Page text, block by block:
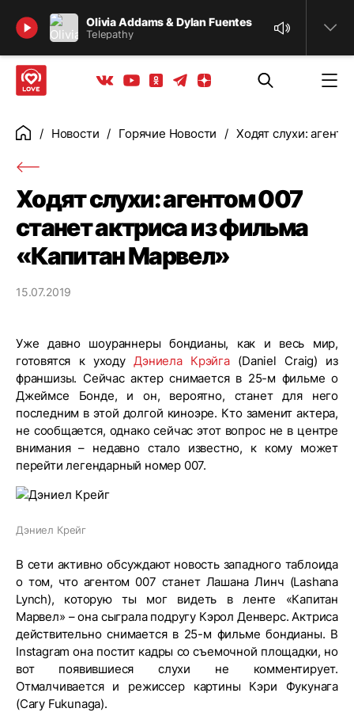
Olivia Addams & Dylan Fuentes
Telepathy
Найти
Вконтакте
YoutubeОдноклассники
ТелеграмЯндекс дзен
ГлавнаяНовости Горячие Новости Ходят слухи:
Ходят слухи: агентом 007
станет актриса из фильма
«Капитан Марвел»
15.07.2019
Уже давно шоураннеры бондианы, как и весь мир,
готовятся к уходуДэниела Крэйга(Daniel Craig) из
франшизы. Сейчас актер снимается в 25-м фильме о
Джеймсе Бонде, и он, вероятно, станет для него
последним в этой долгой киноэре. Кто заменит актера,
не сообщается, однако сейчас этот вопрос не в центре
внимания – недавно стало известно, к кому может
перейти легендарный номер 007.
Дэниел Крейг
В сети активно обсуждают новость западного таблоида
о том, что агентом 007 станет Лашана Линч (Lashana
Lynch), которую ты мог видеть в ленте «Капитан
Марвел» – она сыграла подругу Кэрол Денверс. Актриса
действительно снимается в 25-м фильме бондианы. В
Instagram она постит кадры со съемочной площадки, но
вот появившиеся слухи не комментирует.
Отмалчивается и режиссер картины Кэри Фукунага
(Cary Fukunaga).